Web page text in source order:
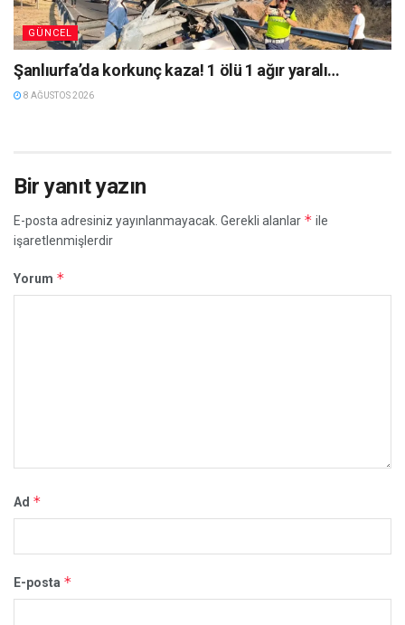
GÜNCEL
Şanlıurfa’da korkunç kaza! 1 ölü 1 ağır yaralı…
8 AĞUSTOS 2026
Bir yanıt yazın
E-posta adresiniz yayınlanmayacak. Gerekli alanlar * ile
işaretlenmişlerdir
Yorum *
Ad *
E-posta *